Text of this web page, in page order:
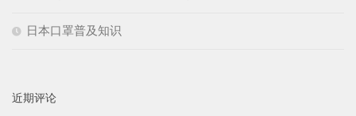
日本口罩普及知识
近期评论